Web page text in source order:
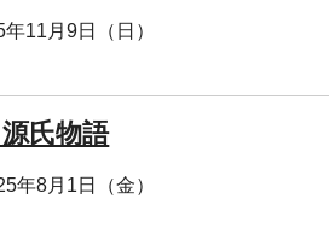
11月9日（日）
氏物語
年8月1日（金）